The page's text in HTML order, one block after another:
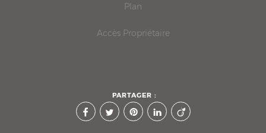
Plan
Accès Propriétaire
PARTAGER :